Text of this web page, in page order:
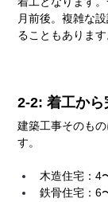
月前後。複雑な
ることもあります
2-2: 着工から
建築工事そのも
す。
木造住宅：4
鉄骨住宅：6